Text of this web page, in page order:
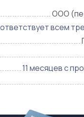
ООО
всем
11 месяцев с